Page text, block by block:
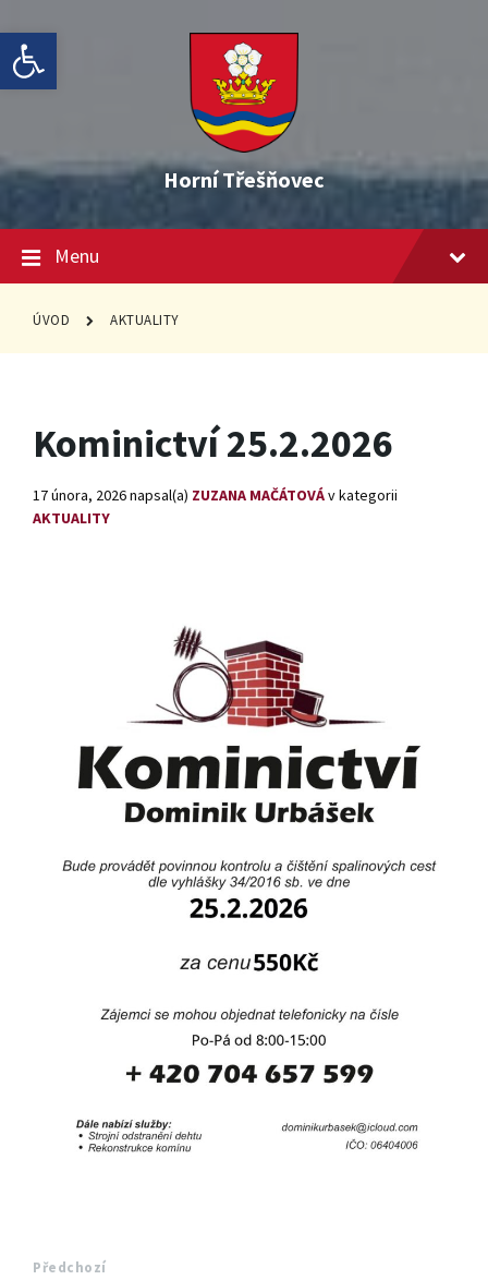
Open toolbar
to
content
to
main
navigation
to
footer
Horní Třešňovec
Menu
ÚVOD AKTUALITY
Kominictví 25.2.2026
17 února, 2026napsal(a) ZUZANA MAČÁTOVÁv kategorii
AKTUALITY
Předchozí